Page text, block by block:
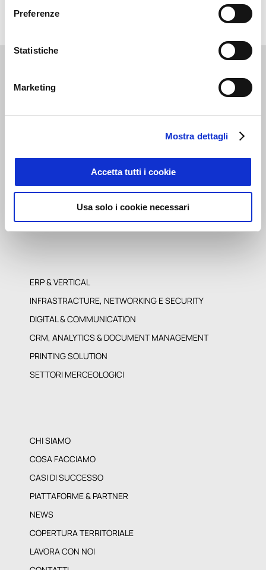
Preferenze
Statistiche
Marketing
Mostra dettagli
Accetta tutti i cookie
Usa solo i cookie necessari
P.I. - C.F. 02043510425
C. S. € 151.520,00 i.v.
REA n. 157070 Reg. Imp. di AN 02043510425
ERP & VERTICAL
INFRASTRACTURE, NETWORKING E SECURITY
DIGITAL & COMMUNICATION
CRM, ANALYTICS & DOCUMENT MANAGEMENT
PRINTING SOLUTION
SETTORI MERCEOLOGICI
CHI SIAMO
COSA FACCIAMO
CASI DI SUCCESSO
PIATTAFORME & PARTNER
NEWS
COPERTURA TERRITORIALE
LAVORA CON NOI